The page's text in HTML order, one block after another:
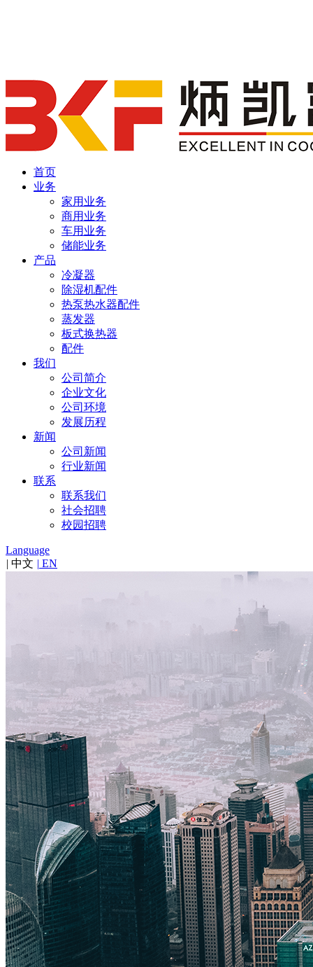
首页
业务
家用业务
商用业务
车用业务
储能业务
产品
冷凝器
除湿机配件
热泵热水器配件
蒸发器
板式换热器
配件
我们
公司简介
企业文化
公司环境
发展历程
新闻
公司新闻
行业新闻
联系
联系我们
社会招聘
校园招聘
Language
| 中文 | EN